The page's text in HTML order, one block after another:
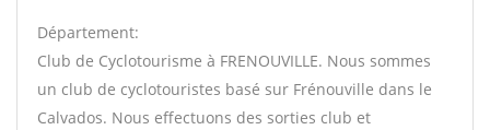
Département:
Club de Cyclotourisme à FRENOUVILLE. Nous sommes
un club de cyclotouristes basé sur Frénouville dans le
Calvados. Nous effectuons des sorties club et